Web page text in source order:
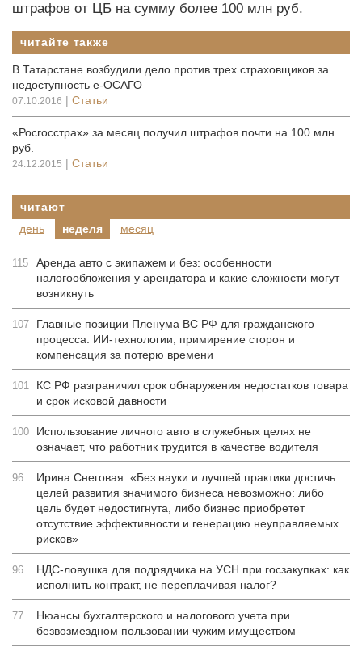
штрафов от ЦБ на сумму более 100 млн руб.
читайте также
В Татарстане возбудили дело против трех страховщиков за
недоступность е-ОСАГО
07.10.2016 | Статьи
«Росгосстрах» за месяц получил штрафов почти на 100 млн
руб.
24.12.2015 | Статьи
читают
день
неделя месяц
115
Аренда авто с экипажем и без: особенности
налогообложения у арендатора и какие сложности могут
возникнуть
107
Главные позиции Пленума ВС РФ для гражданского
процесса: ИИ-технологии, примирение сторон и
компенсация за потерю времени
101
КС РФ разграничил срок обнаружения недостатков товара
и срок исковой давности
100
Использование личного авто в служебных целях не
означает, что работник трудится в качестве водителя
96
Ирина Снеговая: «Без науки и лучшей практики достичь
целей развития значимого бизнеса невозможно: либо
цель будет недостигнута, либо бизнес приобретет
отсутствие эффективности и генерацию неуправляемых
рисков»
96
НДС-ловушка для подрядчика на УСН при госзакупках: как
исполнить контракт, не переплачивая налог?
77
Нюансы бухгалтерского и налогового учета при
безвозмездном пользовании чужим имуществом